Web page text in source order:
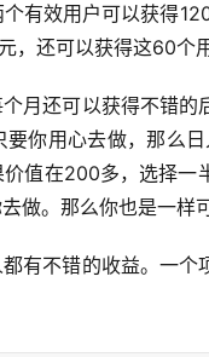
有效用户可以获得
还可以获得这60个
月还可以获得不错
你用心去做，那么
值在200多，选择
做。那么你也是一样
有不错的收益。一